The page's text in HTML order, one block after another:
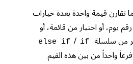
تقارن قيمة واحدة بعدة خيارات
يوم، أو اختيار من قائمة، أو
من سلسلة if
/
else if
واحداً من بين هذه القيم